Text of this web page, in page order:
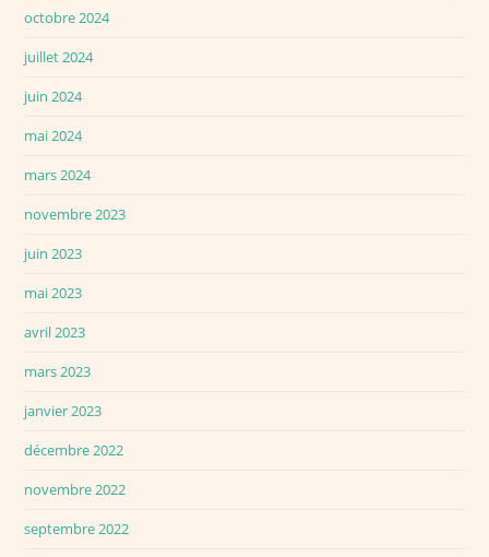
octobre 2024
juillet 2024
juin 2024
mai 2024
mars 2024
novembre 2023
juin 2023
mai 2023
avril 2023
mars 2023
janvier 2023
décembre 2022
novembre 2022
septembre 2022